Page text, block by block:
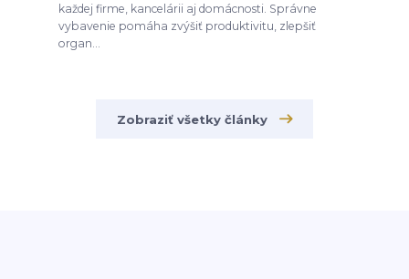
každej firme, kancelárii aj domácnosti. Správne
vybavenie pomáha zvýšiť produktivitu, zlepšiť
organ...
Zobraziť všetky články